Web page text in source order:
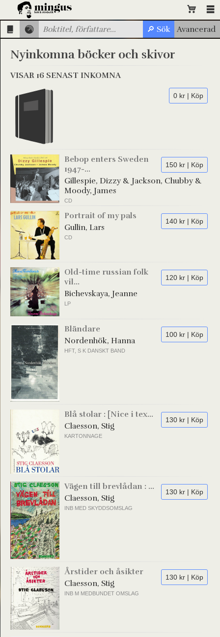
Nyinkomna böcker och skivor
VISAR 16 SENAST INKOMNA
0 kr | Köp
150 kr | Köp
Bebop enters Sweden
1947-...
Gillespie, Dizzy & Jackson, Chubby &
Moody, James
CD
140 kr | Köp
Portrait of my pals
Gullin, Lars
CD
120 kr | Köp
Old-time russian folk
vil...
Bichevskaya, Jeanne
LP
100 kr | Köp
Bländare
Nordenhök, Hanna
HFT, S K DANSKT BAND
130 kr | Köp
Blå stolar : [Nice i tex...
Claesson, Stig
KARTONNAGE
130 kr | Köp
Vägen till brevlådan : ...
Claesson, Stig
INB MED SKYDDSOMSLAG
130 kr | Köp
Årstider och åsikter
Claesson, Stig
INB M MEDBUNDET OMSLAG